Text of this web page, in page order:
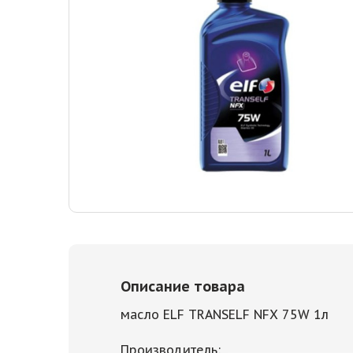
Описание товара
масло ELF TRANSELF NFX 75W 1л